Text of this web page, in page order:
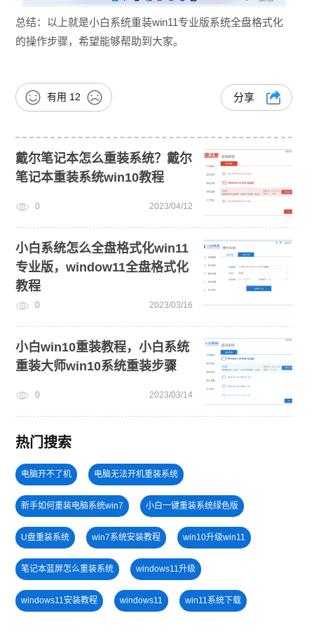
总结：以上就是小白系统重装win11专业版系统全盘格式化
的操作步骤，希望能够帮助到大家。
有用 12 分享
戴尔笔记本怎么重装系统？戴尔
笔记本重装系统win10教程
0 2023/04/12
小白系统怎么全盘格式化win11
专业版，window11全盘格式化
教程
0 2023/03/16
小白win10重装教程，小白系统
重装大师win10系统重装步骤
0 2023/03/14
热门搜索
电脑开不了机 电脑无法开机重装系统
新手如何重装电脑系统win7 小白一键重装系统绿色版
U盘重装系统 win7系统安装教程 win10升级win11
笔记本蓝屏怎么重装系统 windows11升级
windows11安装教程 windows11 win11系统下载